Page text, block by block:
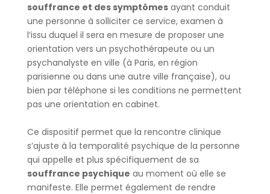
souffrance et des symptômesayant conduit
une personne à solliciter ce service, examen à
l’issu duquel il sera en mesure de proposer une
orientation vers un psychothérapeute ou un
psychanalyste en ville (à Paris, en région
parisienne ou dans une autre ville française), ou
bien par téléphone si les conditions ne permettent
pas une orientation en cabinet.
Ce dispositif permet que la rencontre clinique
s’ajuste à la temporalité psychique de la personne
qui appelle et plus spécifiquement de sa
souffrance psychique au moment où elle se
manifeste. Elle permet également de rendre